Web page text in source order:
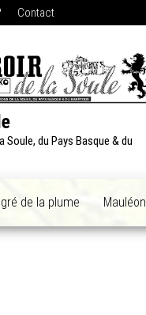
Contact
du Pays Basque & du
de la plume Mauléon